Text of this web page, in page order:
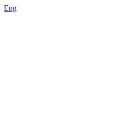
Eng